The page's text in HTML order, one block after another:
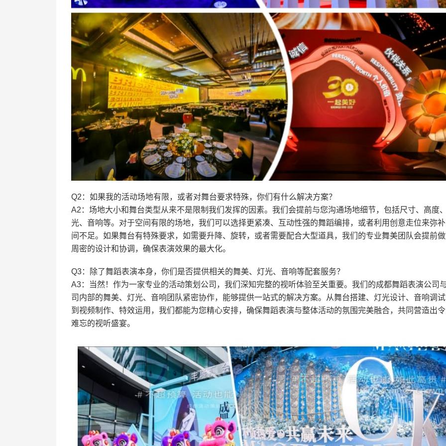
Q2：如果我的活动场地有限，或者对舞台要求特殊，你们有什么解决方案？
A2：场地大小和舞台类型从来不是限制我们发挥的因素。我们会提前与您沟通场地细节，包括尺寸、高度
光、音响等。对于空间有限的场地，我们可以选择更紧凑、互动性强的舞蹈编排，或者利用创意走位来弥
间不足。如果舞台有特殊要求，如需要升降、旋转，或者需要配合大型道具，我们的专业舞美团队会提前
周密的设计和协调，确保表演效果的最大化。
Q3：除了舞蹈表演本身，你们是否提供相关的舞美、灯光、音响等配套服务？
A3：当然！作为一家专业的活动策划公司，我们深知完整的视听体验至关重要。我们的成都舞蹈表演公司
司内部的舞美、灯光、音响团队紧密协作，能够提供一站式的解决方案。从舞台搭建、灯光设计、音响调
到视频制作、特效运用，我们都能为您精心安排，确保舞蹈表演与整体活动的氛围完美融合，共同营造出
难忘的视听盛宴。